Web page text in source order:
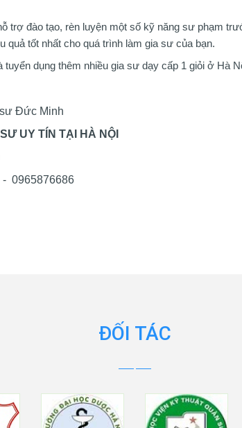
đào tạo, rèn luyện một số kỹ năng sư phạm
tốt nhất cho quá trình làm gia sư của bạn.
dụng thêm nhiều gia sư dạy cấp 1 giỏi ở Hà
Đức Minh
UY TÍN TẠI HÀ NỘI
0965876686
ĐỐI TÁC